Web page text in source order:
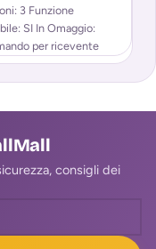
3 Funzione
SI In Omaggio:
per ricevente
consigli dei